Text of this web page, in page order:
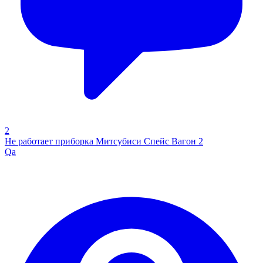
2
Не работает приборка Митсубиси Спейс Вагон 2
Qa